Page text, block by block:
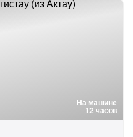
На машине
12 часов